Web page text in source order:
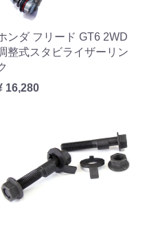
ンダ フリード GT6 2WD
整式スタビライザーリン
16,280